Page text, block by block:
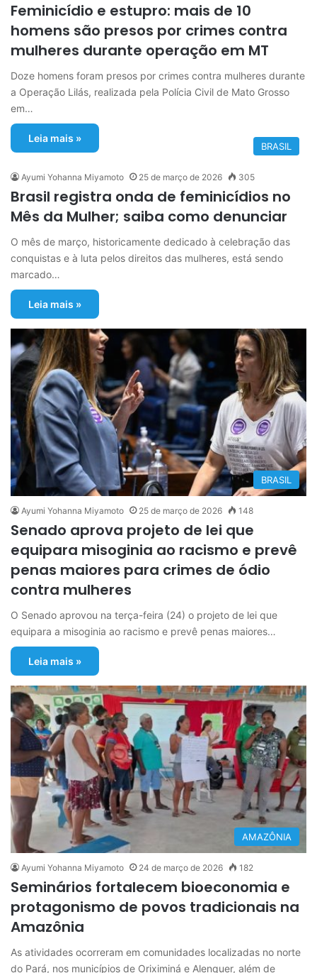
Feminicídio e estupro: mais de 10
homens são presos por crimes contra
mulheres durante operação em MT
Doze homens foram presos por crimes contra mulheres durante
a Operação Lilás, realizada pela Polícia Civil de Mato Grosso
em…
Leia mais »
BRASIL
Ayumi Yohanna Miyamoto 25 de março de 2026 305
Brasil registra onda de feminicídios no
Mês da Mulher; saiba como denunciar
O mês de março, historicamente dedicado à celebração das
conquistas e à luta pelos direitos das mulheres, está sendo
marcado…
Leia mais »
BRASIL
Ayumi Yohanna Miyamoto 25 de março de 2026 148
Senado aprova projeto de lei que
equipara misoginia ao racismo e prevê
penas maiores para crimes de ódio
contra mulheres
O Senado aprovou na terça-feira (24) o projeto de lei que
equipara a misoginia ao racismo e prevê penas maiores…
Leia mais »
AMAZÔNIA
Ayumi Yohanna Miyamoto 24 de março de 2026 182
Seminários fortalecem bioeconomia e
protagonismo de povos tradicionais na
Amazônia
As atividades ocorreram em comunidades localizadas no norte
do Pará, nos municípios de Oriximiná e Alenquer, além de